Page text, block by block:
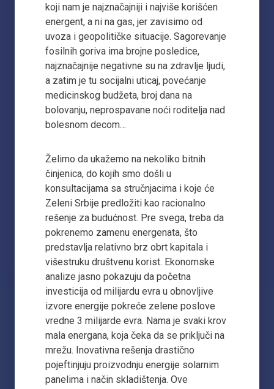
koji nam je najznačajniji i najviše korišćen
energent, a ni na gas, jer zavisimo od
uvoza i geopolitičke situacije. Sagorevanje
fosilnih goriva ima brojne posledice,
najznačajnije negativne su na zdravlje ljudi,
a zatim je tu socijalni uticaj, povećanje
medicinskog budžeta, broj dana na
bolovanju, neprospavane noći roditelja nad
bolesnom decom…
Želimo da ukažemo na nekoliko bitnih
činjenica, do kojih smo došli u
konsultacijama sa stručnjacima i koje će
Zeleni Srbije predložiti kao racionalno
rešenje za budućnost. Pre svega, treba da
pokrenemo zamenu energenata, što
predstavlja relativno brz obrt kapitala i
višestruku društvenu korist. Ekonomske
analize jasno pokazuju da početna
investicija od milijardu evra u obnovljive
izvore energije pokreće zelene poslove
vredne 3 milijarde evra. Nama je svaki krov
mala energana, koja čeka da se priključi na
mrežu. Inovativna rešenja drastično
pojeftinjuju proizvodnju energije solarnim
panelima i način skladištenja. Ove